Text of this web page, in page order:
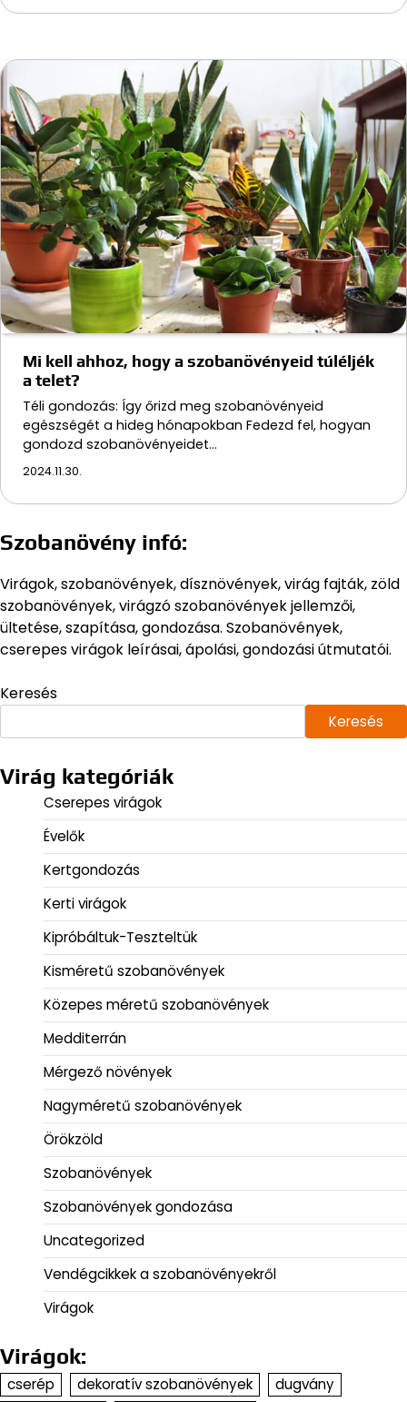
Mi kell ahhoz, hogy a szobanövényeid túléljék
a telet?
Téli gondozás: Így őrizd meg szobanövényeid
egészségét a hideg hónapokban Fedezd fel, hogyan
gondozd szobanövényeidet…
2024.11.30.
Szobanövény infó:
Virágok, szobanövények, dísznövények, virág fajták, zöld
szobanövények, virágzó szobanövények jellemzői,
ültetése, szapítása, gondozása. Szobanövények,
cserepes virágok leírásai, ápolási, gondozási útmutatói.
Keresés
Keresés
Virág kategóriák
Cserepes virágok
Évelők
Kertgondozás
Kerti virágok
Kipróbáltuk-Teszteltük
Kisméretű szobanövények
Közepes méretű szobanövények
Medditerrán
Mérgező növények
Nagyméretű szobanövények
Örökzöld
Szobanövények
Szobanövények gondozása
Uncategorized
Vendégcikkek a szobanövényekről
Virágok
Virágok:
cserép dekoratív szobanövények dugvány